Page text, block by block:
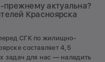
актуальна?
Красноярска
СГК по жилищно-
составляет 4,5
задач для нас — наладить